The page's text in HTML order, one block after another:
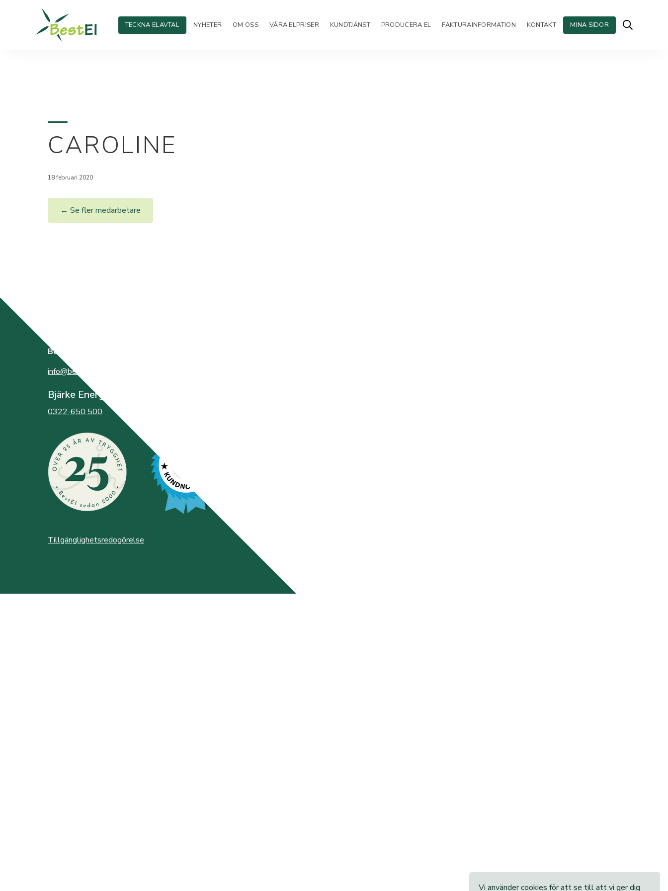
TECKNA ELAVTAL NYHETER OM OSS VÅRA ELPRISER KUNDTJÄNST PRODUCERA EL FAKTURAINFORMATION KONTAKT MINA SIDOR
CAROLINE
18 februari 2020
← Se fler medarbetare
BestEl
info@bestel.se
Bjärke Energi
0322-650 500
Tillgänglighetsredogörelse
Vi använder cookies för att se till att vi ger dig